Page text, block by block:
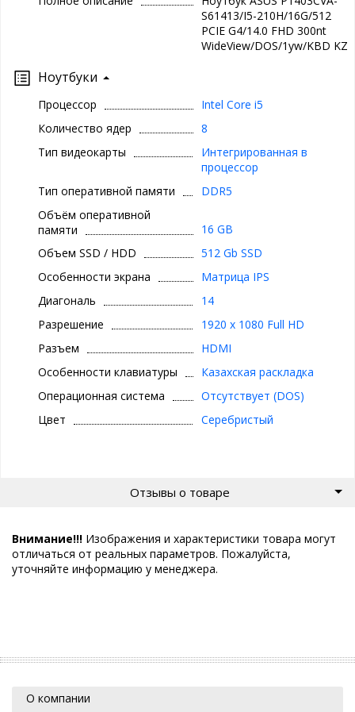
S61413/I5-210H/16G/512
PCIE G4/14.0 FHD 300nt
WideView/DOS/1yw/KBD KZ
Ноутбуки
Процессор
Intel Core i5
Количество ядер
8
Тип видеокарты
Интегрированная в
процессор
Тип оперативной памяти
DDR5
Объём оперативной
памяти
16 GB
Объем SSD / HDD
512 Gb SSD
Особенности экрана
Матрица IPS
Диагональ
14
Разрешение
1920 x 1080 Full HD
Разъем
HDMI
Особенности клавиатуры
Казахская раскладка
Операционная система
Отсутствует (DOS)
Цвет
Серебристый
Отзывы о товаре
Внимание!!! Изображения и характеристики товара могут
отличаться от реальных параметров. Пожалуйста,
уточняйте информацию у менеджера.
О компании